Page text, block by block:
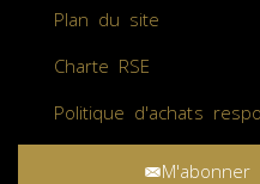
Plan du site
Charte RSE
Politique d'achats